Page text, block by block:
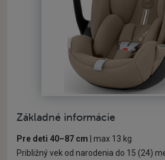
Základné informácie
Pre deti 40–87 cm | max 13 kg
Približný vek od narodenia do 15 (24)